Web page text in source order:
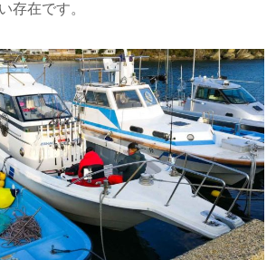
存在です。